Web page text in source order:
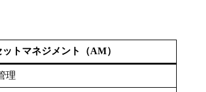
ットマネジメント（AM）
理